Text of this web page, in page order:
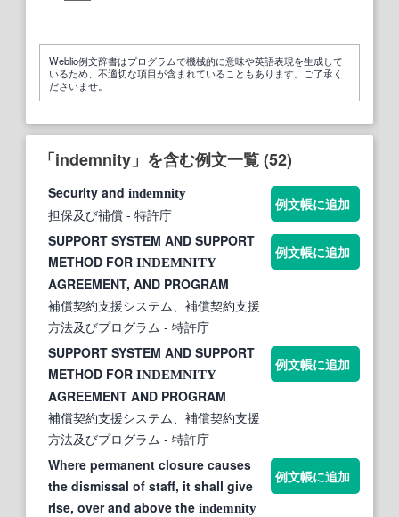
Weblio例文辞書はプログラムで機械的に意味や英語表現を生成して
いるため、不適切な項目が含まれていることもあります。ご了承く
ださいませ。
「indemnity」を含む例文一覧 (52)
Security and indemnity
担保及び補償 - 特許庁
例文帳に追加
SUPPORT SYSTEM AND SUPPORT
METHOD FOR INDEMNITY
AGREEMENT, AND PROGRAM
補償契約支援システム、補償契約支援
方法及びプログラム - 特許庁
例文帳に追加
SUPPORT SYSTEM AND SUPPORT
METHOD FOR INDEMNITY
AGREEMENT AND PROGRAM
補償契約支援システム、補償契約支援
方法及びプログラム - 特許庁
例文帳に追加
Where permanent closure causes
the dismissal of staff, it shall give
rise, over and above the indemnity
例文帳に追加